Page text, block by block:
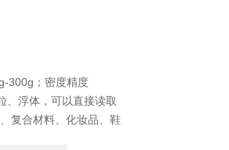
300g；密度精度
、浮体，可以直接读取
复合材料、化妆品、鞋